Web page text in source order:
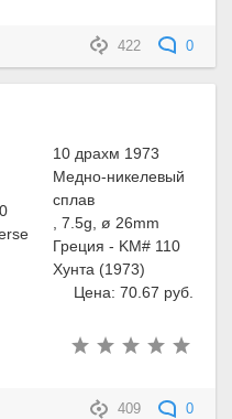
422 0
10 драхм 1973
Медно-никелевый
сплав
, 7.5g, ø 26mm
Греция - KM# 110
Хунта (1973)
Цена: 70.67 руб.
409 0